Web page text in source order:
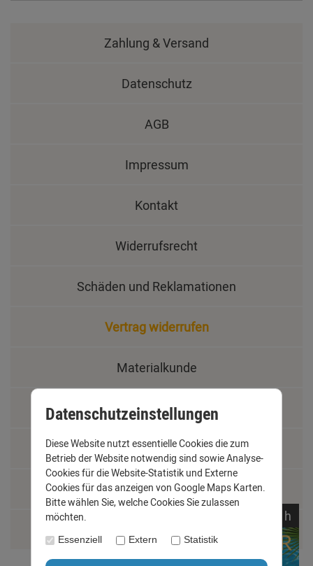
Zahlung & Versand
Datenschutz
AGB
Impressum
Kontakt
Widerrufsrecht
Schäden und Reklamationen
Vertrag widerrufen
Materialkunde
Fachbegriffe
Jobs
Montage und Installationshilfen
h
Datenschutzeinstellungen
Diese Website nutzt essentielle Cookies die zum
Betrieb der Website notwendig sind sowie Analyse-
Cookies für die Website-Statistik und Externe
Cookies für das anzeigen von Google Maps Karten.
Bitte wählen Sie, welche Cookies Sie zulassen
möchten.
Essenziell Extern Statistik